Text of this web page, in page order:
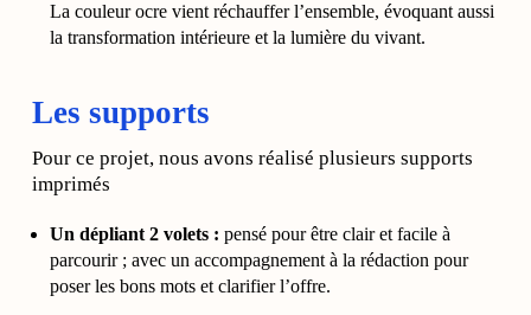
La couleur ocre vient réchauffer l’ensemble, évoquant aussi
la transformation intérieure et la lumière du vivant.
Les supports
Pour ce projet, nous avons réalisé plusieurs supports
imprimés
Un dépliant 2 volets : pensé pour être clair et facile à
parcourir ; avec un accompagnement à la rédaction pour
poser les bons mots et clarifier l’offre.